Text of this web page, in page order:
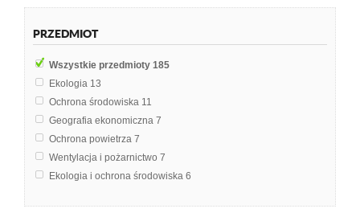
PRZEDMIOT
Wszystkie przedmioty 185
Ekologia 13
Ochrona środowiska 11
Geografia ekonomiczna 7
Ochrona powietrza 7
Wentylacja i pożarnictwo 7
Ekologia i ochrona środowiska 6